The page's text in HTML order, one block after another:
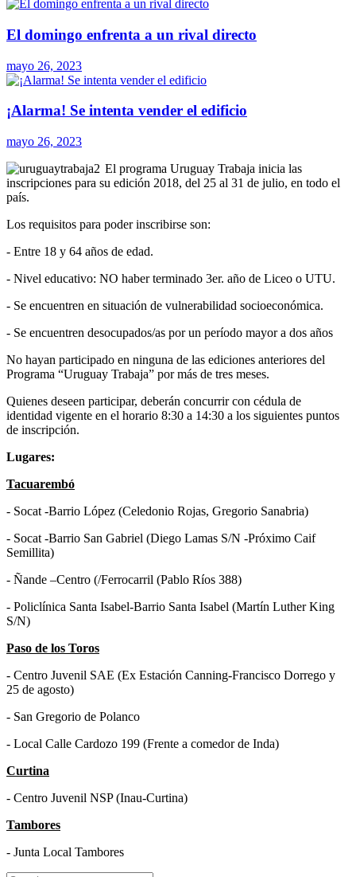
El domingo enfrenta a un rival directo
mayo 26, 2023
¡Alarma! Se intenta vender el edificio
mayo 26, 2023
El programa Uruguay Trabaja inicia las
inscripciones para su edición 2018, del 25 al 31 de julio, en todo el
país.
Los requisitos para poder inscribirse son:
- Entre 18 y 64 años de edad.
- Nivel educativo: NO haber terminado 3er. año de Liceo o UTU.
- Se encuentren en situación de vulnerabilidad socioeconómica.
- Se encuentren desocupados/as por un período mayor a dos años
No hayan participado en ninguna de las ediciones anteriores del
Programa “Uruguay Trabaja” por más de tres meses.
Quienes deseen participar, deberán concurrir con cédula de
identidad vigente en el horario 8:30 a 14:30 a los siguientes puntos
de inscripción.
Lugares:
Tacuarembó
- Socat -Barrio López (Celedonio Rojas, Gregorio Sanabria)
- Socat -Barrio San Gabriel (Diego Lamas S/N -Próximo Caif
Semillita)
- Ñande –Centro (/Ferrocarril (Pablo Ríos 388)
- Policlínica Santa Isabel-Barrio Santa Isabel (Martín Luther King
S/N)
Paso de los Toros
- Centro Juvenil SAE (Ex Estación Canning-Francisco Dorrego y
25 de agosto)
- San Gregorio de Polanco
- Local Calle Cardozo 199 (Frente a comedor de Inda)
Curtina
- Centro Juvenil NSP (Inau-Curtina)
Tambores
- Junta Local Tambores